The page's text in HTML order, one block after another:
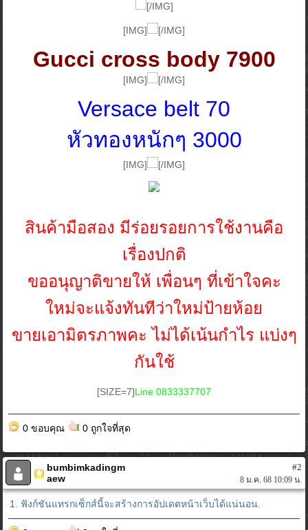
[/IMG]
[IMG] [/IMG]
Gucci cross body 7900
[IMG] [/IMG]
Versace belt 70
หัวทองหนักๆ 3000
[IMG] [/IMG]
สินค้ามือสอง มีร่อยรอยการใช้งานคือ
เรื่องปกติ
ขออนุญาติขายให้ เพื่อนๆ ที่เข้าใจคะ
ใหม่จะแจ้งทันทีว่าใหม่ป้ายห้อย
ขายเอามิตรภาพคะ ไม่ได้เน้นกำไร แบ่งๆ
กันใช้
[SIZE=7]Line 0833337707
0 ขอบคุณ 0 ถูกใจที่สุด
bumbimkadingm
aew
#2
8 ม.ค. 68 10:09 น.
1. ฟังก์ชันแทรกเซ็กส์นี้จะสร้างการอัปเดตหน้าเว็บได้แน่นอน.